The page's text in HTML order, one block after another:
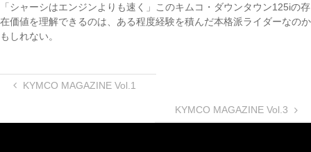
「シャーシはエンジンよりも速く」このキムコ・ダウンタウン125iの存
在価値を理解できるのは、ある程度経験を積んだ本格派ライダーなのか
もしれない。
KYMCO MAGAZINE Vol.1
KYMCO MAGAZINE Vol.3